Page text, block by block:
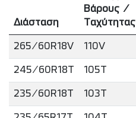
Διάσταση
Βάρους /
Ταχύτητας
265/60R18V 110V
245/60R18T 105T
235/60R18T 103T